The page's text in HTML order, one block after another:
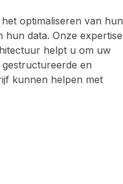
optimaliseren van hun
data. Onze expertise
helpt u om uw
en
kunnen helpen met